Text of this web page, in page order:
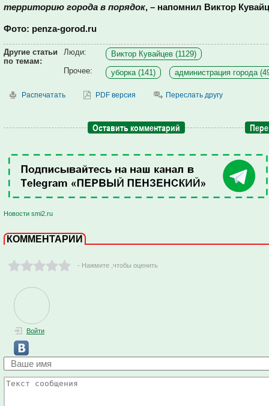
территорию города в порядок, – напомнил Виктор
Фото: penza-gorod.ru
Другие статьи
по темам:
Люди:
Виктор Кувайцев (1129)
Прочее:
уборка (141) администрация города
Распечатать PDF версия Переслать другу
Оставить комментарий
Новости smi2.ru
КОММЕНТАРИИ
- Нажмите ,чтобы оценить
Войти